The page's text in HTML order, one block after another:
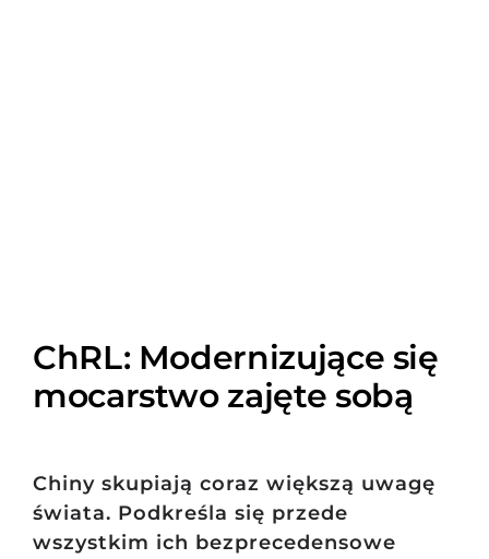
ChRL: Modernizujące się
mocarstwo zajęte sobą
Chiny skupiają coraz większą uwagę
świata. Podkreśla się przede
wszystkim ich bezprecedensowe